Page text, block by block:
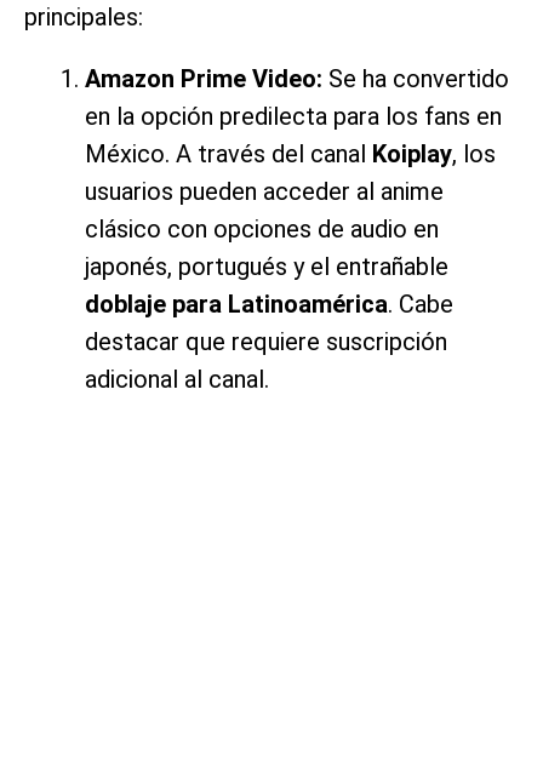
principales:
Amazon Prime Video: Se ha convertido
en la opción predilecta para los fans en
México. A través del canal Koiplay, los
usuarios pueden acceder al anime
clásico con opciones de audio en
japonés, portugués y el entrañable
doblaje para Latinoamérica. Cabe
destacar que requiere suscripción
adicional al canal.